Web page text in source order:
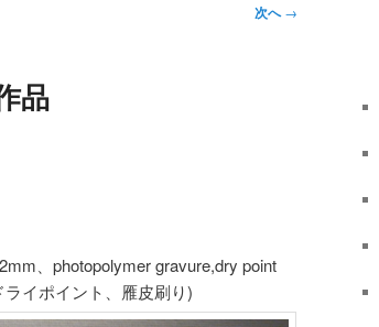
次へ→
品
、photopolymer gravure,dry point
イポイント、雁皮刷り)